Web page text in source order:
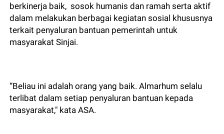
berkinerja baik, sosok humanis dan ramah serta aktif
dalam melakukan berbagai kegiatan sosial khususnya
terkait penyaluran bantuan pemerintah untuk
masyarakat Sinjai.
“Beliau ini adalah orang yang baik. Almarhum selalu
terlibat dalam setiap penyaluran bantuan kepada
masyarakat," kata ASA.